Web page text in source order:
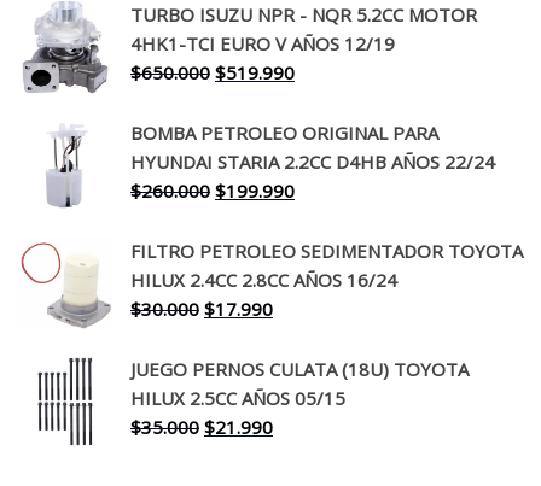
original
era:
$130.000.
actual
es:
$94.990.
TURBO ISUZU NPR - NQR 5.2CC MOTOR
4HK1-TCI EURO V AÑOS 12/19
$650.000 El
original
era:
$650.000.
$519.990El
actual
es:
$519.990.
BOMBA PETROLEO ORIGINAL PARA
HYUNDAI STARIA 2.2CC D4HB AÑOS 22/24
$260.000 El
original
era:
$260.000.
$199.990El
actual
es:
FILTRO PETROLEO SEDIMENTADOR TOYOTA
HILUX 2.4CC 2.8CC AÑOS 16/24
$30.000 El
original
era:
$30.000.
$17.990El
actual
es:
$17.990.
JUEGO PERNOS CULATA (18U) TOYOTA
HILUX 2.5CC AÑOS 05/15
$35.000 El
$21.990El